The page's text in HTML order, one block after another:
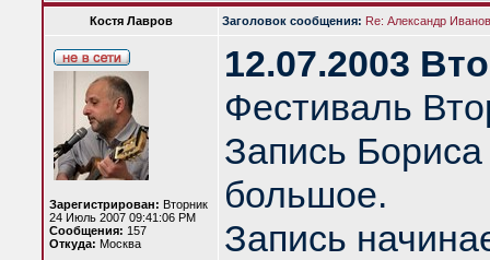
Костя Лавров Заголовок сообщения: Re: Александр
Зарегистрирован: Вторник
24 Июль 2007 09:41:06 PM
Сообщения: 157
Откуда: Москва
12.07.2003
Фестиваль
Запись
большое.
Запись